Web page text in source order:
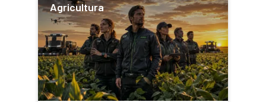
Agricultura